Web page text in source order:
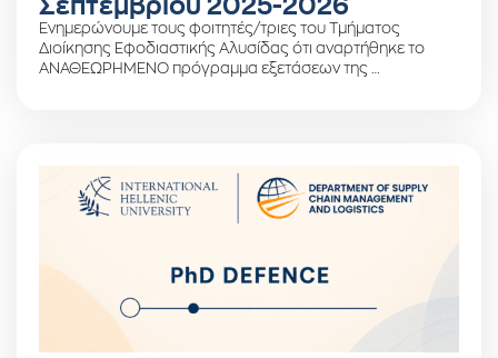
Σεπτεμβρίου 2025-2026
Ενημερώνουμε τους φοιτητές/τριες του Τμήματος
Διοίκησης Εφοδιαστικής Αλυσίδας ότι αναρτήθηκε το
ΑΝΑΘΕΩΡΗΜΕΝΟ πρόγραμμα εξετάσεων της …